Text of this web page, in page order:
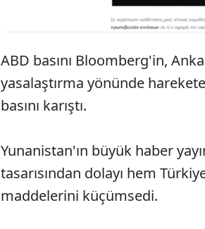
ABD basını Bloomberg'in,
yasalaştırma yönünde
basını karıştı.
Yunanistan'ın büyük haber
tasarısından dolayı hem
maddelerini küçümsedi.